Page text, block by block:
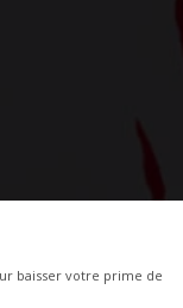
baisser votre prime de